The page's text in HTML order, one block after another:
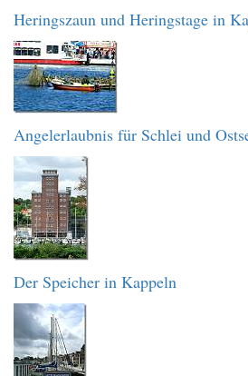
Heringszaun und Heringstage in
Angelerlaubnis für Schlei und
Der Speicher in Kappeln